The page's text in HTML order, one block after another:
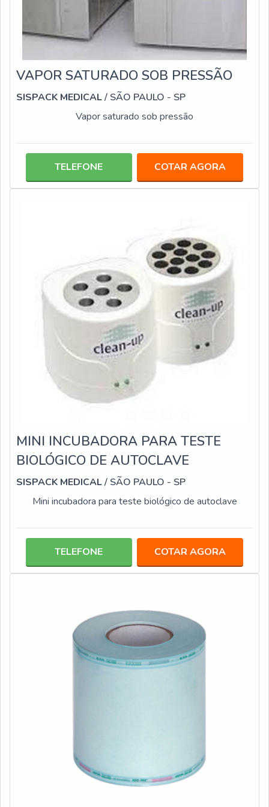
VAPOR SATURADO SOB PRESSÃO
SISPACK MEDICAL/ SÃO PAULO - SP
Vapor saturado sob pressão
TELEFONE COTAR AGORA
MINI INCUBADORA PARA TESTE
BIOLÓGICO DE AUTOCLAVE
SISPACK MEDICAL/ SÃO PAULO - SP
Mini incubadora para teste biológico de autoclave
TELEFONE COTAR AGORA